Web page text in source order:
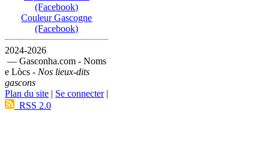
(Facebook)
Couleur Gascogne
(Facebook)
2024-2026
— Gasconha.com - Noms
e Lòcs - Nos lieux-dits
gascons
Plan du site | Se connecter|
RSS 2.0